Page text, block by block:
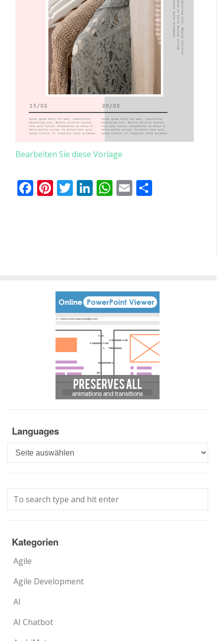
Bearbeiten Sie diese Vorlage
Facebook
Pinterest
Twitter
LinkedIn
WhatsApp
Email
Languages
Languages
Kategorien
Agile
Agile Development
AI
AI Chatbot